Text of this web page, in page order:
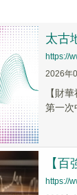
太古
https://
2026年
【財
第一次
【
https://